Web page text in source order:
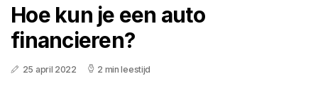
Hoe kun je een auto
financieren?
25 april 2022 2 min leestijd